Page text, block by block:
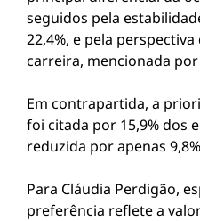
seguidos pela
22,4%, e pela
carreira, mencionada por
Em contrapartida, a
foi citada por 15,9% dos
reduzida por apenas
Para Cláudia Perdigão,
preferência reflete a